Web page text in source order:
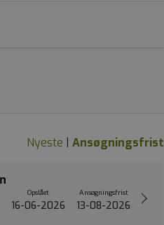
Nyeste Ansøgningsfrist
Opslået
16-06-2026
Ansøgningsfrist
13-08-2026